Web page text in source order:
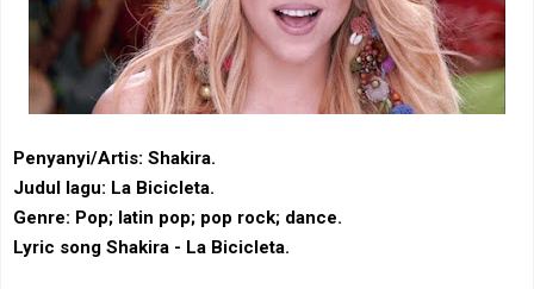
Penyanyi/Artis: Shakira.
Judul lagu: La Bicicleta.
Genre: Pop; ‎latin pop‎; ‎pop rock‎; ‎dance.
Lyric song Shakira - La Bicicleta.